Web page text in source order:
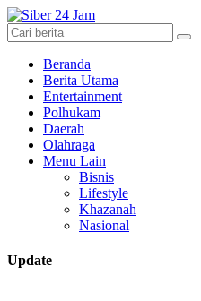
Beranda
Berita Utama
Entertainment
Polhukam
Daerah
Olahraga
Menu Lain
Bisnis
Lifestyle
Khazanah
Nasional
Update